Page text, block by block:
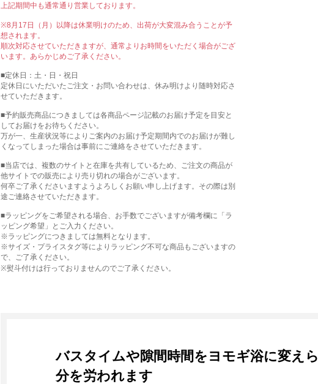
上記期間中も通常通り営業しております。
※8月17日（月）以降は休業明けのため、出荷が大変混み合うことが予
想されます。
順次対応させていただきますが、通常よりお時間をいただく場合がござ
います。あらかじめご了承ください。
■定休日：土・日・祝日
定休日にいただいたご注文・お問い合わせは、休み明けより随時対応さ
せていただきます。
■予約販売商品につきましては各商品ページ記載のお届け予定を目安と
してお届けをお待ちください。
万が一、生産状況等によりご案内のお届け予定期間内でのお届けが難し
くなってしまった場合は事前にご連絡をさせていただきます。
■当店では、複数のサイトと在庫を共有しているため、ご注文の商品が
他サイトでの販売により売り切れの場合がございます。
何卒ご了承くださいますようよろしくお願い申し上げます。その際は別
途ご連絡させていただきます。
■ラッピングをご希望される場合、お手数でございますが備考欄に「ラ
ッピング希望」とご入力ください。
※ラッピングにつきましては無料となります。
※サイズ・プライスタグ等によりラッピング不可な商品もございますの
で、ご了承ください。
※熨斗付けは行っておりませんのでご了承ください。
バスタイムや隙間時間をヨモギ浴に変え
分を労われます